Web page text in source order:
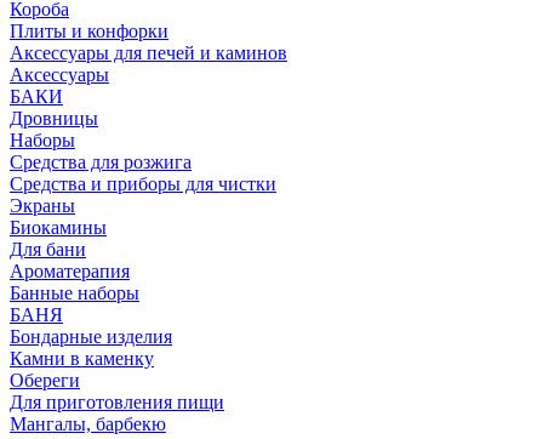
Короба
Плиты и конфорки
Аксессуары для печей и каминов
Аксессуары
БАКИ
Дровницы
Наборы
Средства для розжига
Средства и приборы для чистки
Экраны
Биокамины
Для бани
Ароматерапия
Банные наборы
БАНЯ
Бондарные изделия
Камни в каменку
Обереги
Для приготовления пищи
Мангалы, барбекю